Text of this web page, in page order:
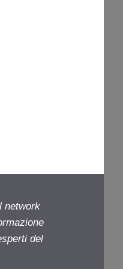
network
del